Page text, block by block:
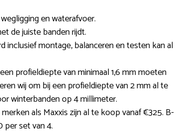
en waterafvoer.
de juiste banden rijdt.
inclusief montage, balanceren en testen kan al
profieldiepte van minimaal 1,6 mm moeten
wij om bij een profieldiepte van 2 mm al te
winterbanden op 4 millimeter.
als Maxxis zijn al te koop vanaf €325. B-
per set van 4.